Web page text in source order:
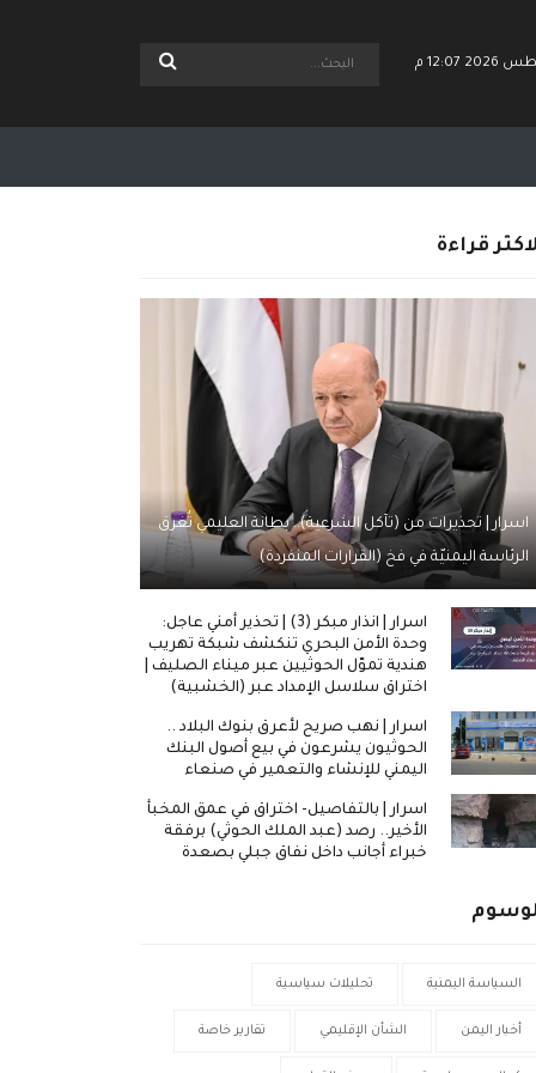
قراءة
اسرار | تحذيرات من (تآكل الشرعية).. بطانة العليمي تُغرق
الرئاسة اليمنيّة في فخ (القرارات المنفردة)
اسرار | انذار مبكر (3) | تحذير أمني عاجل:
وحدة الأمن البحري تنكشف شبكة تهريب
هندية تموّل الحوثيين عبر ميناء الصليف |
اختراق سلاسل الإمداد عبر (الخشبية)
اسرار | نهب صريح لأعرق بنوك البلاد ..
الحوثيون يشرعون في بيع أصول البنك
اليمني للإنشاء والتعمير في صنعاء
اسرار | بالتفاصيل- اختراق في عمق المخبأ
الأخير.. رصد (عبد الملك الحوثي) برفقة
خبراء أجانب داخل نفاق جبلي بصعدة
السياسة اليمنية تحليلات سياسية
أخبار اليمن الشأن الإقليمي تقارير خاصة